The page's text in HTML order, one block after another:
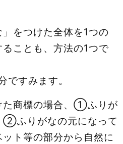
をつけた全体を1つの
ことも、方法の1つで
ですみます。
た商標の場合、①ふりが
②ふりがなの元になって
ト等の部分から自然に